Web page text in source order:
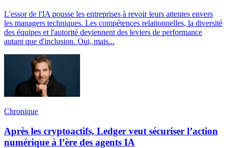
L'essor de l'IA pousse les entreprises à revoir leurs attentes envers
les managers techniques. Les compétences relationnelles, la diversité
des équipes et l'autorité deviennent des leviers de performance
autant que d'inclusion. Oui, mais...
Chronique
Après les cryptoactifs, Ledger veut sécuriser l’action
numérique à l’ère des agents IA